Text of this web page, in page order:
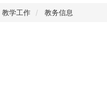
教学工作 教务信息